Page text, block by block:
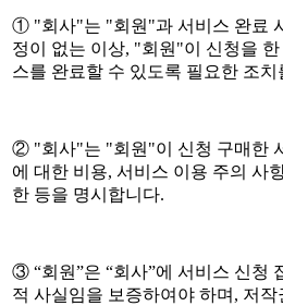
① "회사"는 "회원"과 서비스 완료
정이 없는 이상, "회원"이 신청을 한
스를 완료할 수 있도록 필요한 조치
② "회사"는 "회원"이 신청 구매한
에 대한 비용, 서비스 이용 주의 사
한 등을 명시합니다.
③ “회원”은 “회사”에 서비스 신청
적 사실임을 보증하여야 하며, 저작